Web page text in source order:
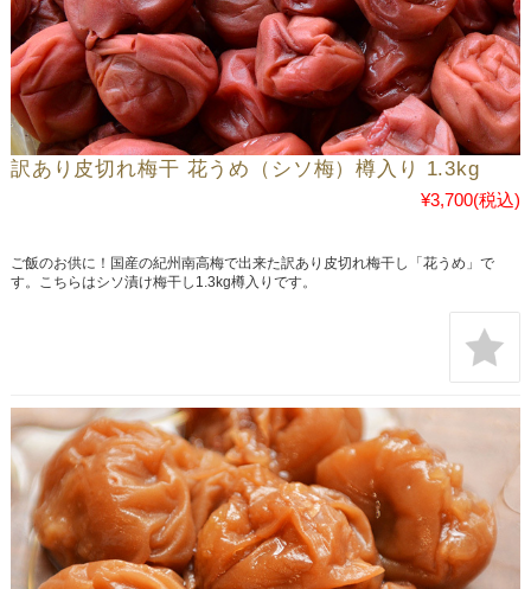
訳あり皮切れ梅干 花うめ（シソ梅）樽入り 1.3kg
¥3,700(税込)
ご飯のお供に！国産の紀州南高梅で出来た訳あり皮切れ梅干し「花うめ」で
す。こちらはシソ漬け梅干し1.3kg樽入りです。